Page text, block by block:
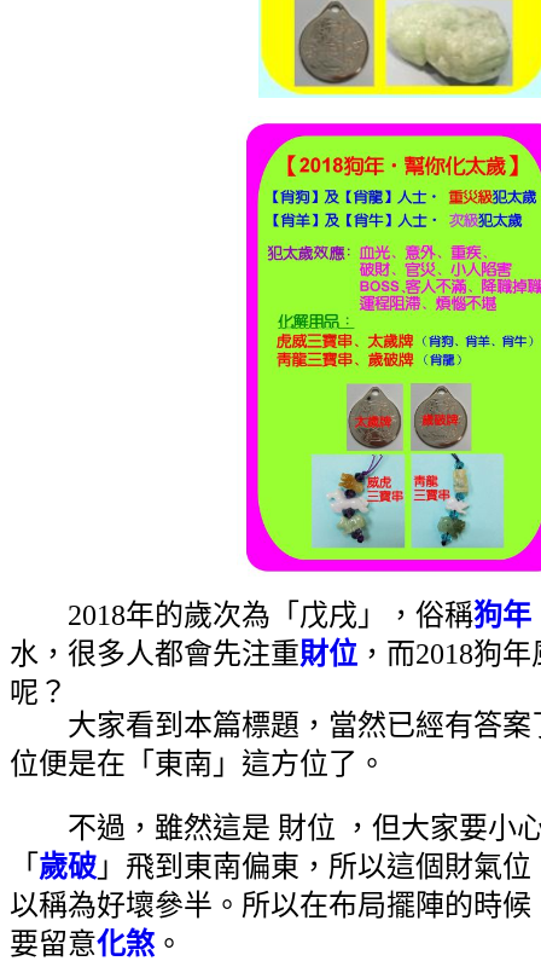
2018年的歲次為「戊戌」，俗稱狗年
水，很多人都會先注重財位 ，而2018狗
呢？
大家看到本篇標題，當然已經有答案
位便是在「東南」這方位了。
不過，雖然這是 財位 ，但大家要小
「 歲破 」飛到東南偏東，所以這個財氣
以稱為好壞參半。所以在布局擺陣的時候
要留意化煞 。